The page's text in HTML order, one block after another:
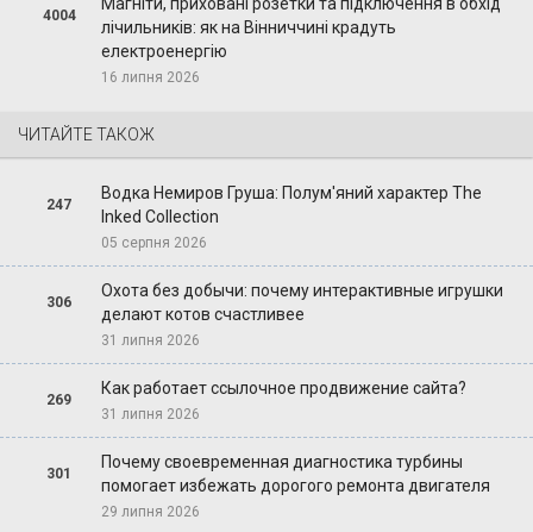
4004
лічильників: як на Вінниччині крадуть
електроенергію
16 липня 2026
ЧИТАЙТЕ ТАКОЖ
247
Водка Немиров Груша: Полум'яний характер The
Inked Collection
05 серпня 2026
306
Охота без добычи: почему интерактивные игрушки
делают котов счастливее
31 липня 2026
269
Как работает ссылочное продвижение сайта?
31 липня 2026
301
Почему своевременная диагностика турбины
помогает избежать дорогого ремонта двигателя
29 липня 2026